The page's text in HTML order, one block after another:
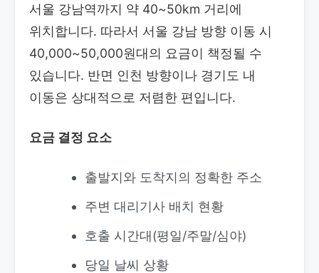
서울 강남역까지 약 40~50km 거리에
위치합니다. 따라서 서울 강남 방향 이동 시
40,000~50,000원대의 요금이 책정될 수
있습니다. 반면 인천 방향이나 경기도 내
이동은 상대적으로 저렴한 편입니다.
요금 결정 요소
출발지와 도착지의 정확한 주소
주변 대리기사 배치 현황
호출 시간대(평일/주말/심야)
당일 날씨 상황